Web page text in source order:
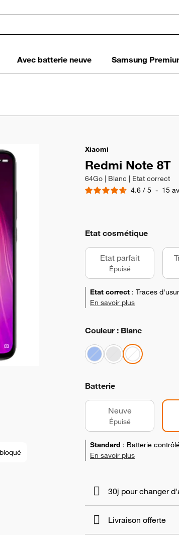
Avec batterie neuve Samsung
Xiaomi
Redmi Note 8T
64Go | Blanc | Etat correct
4.6 / 5 - 15
Etat cosmétique
Etat parfait
Épuisé
Etat correct : Traces
En savoir plus
Couleur : Blanc
Batterie
Neuve
Épuisé
Standard : Batterie
En savoir plus
30j pour changer
Livraison offerte